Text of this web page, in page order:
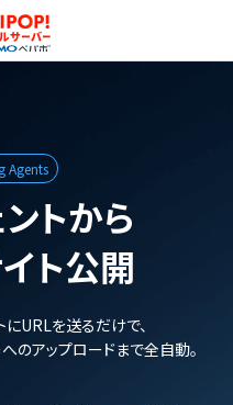
ロリポップ！レンタル
Agents
トから
ト公開
URLを送るだけで、
のアップロードまで全自動。